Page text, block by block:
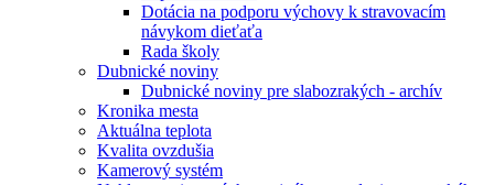
Dotácia na podporu výchovy k stravovacím
návykom dieťaťa
Rada školy
Dubnické noviny
Dubnické noviny pre slabozrakých - archív
Kronika mesta
Aktuálna teplota
Kvalita ovzdušia
Kamerový systém